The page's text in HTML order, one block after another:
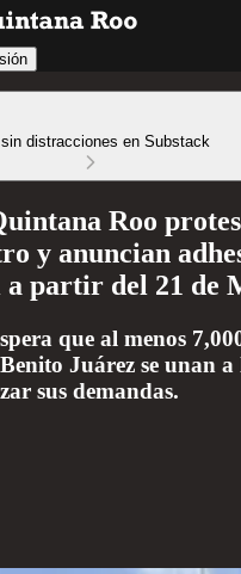
sin distracciones en Substack
Roo
y anuncian
partir del 21 de
que al menos
Juárez se unan a
sus demandas.